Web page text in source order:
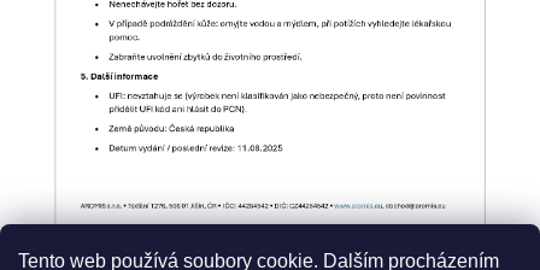
Tento web používá soubory cookie. Dalším procházením